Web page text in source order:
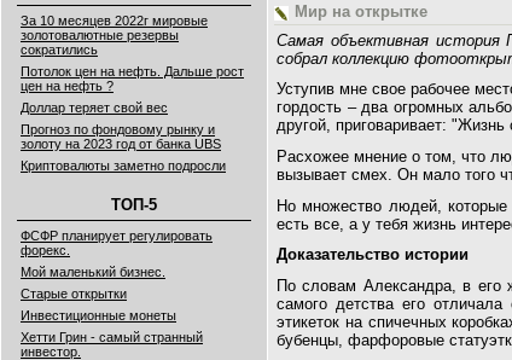
За 10 месяцев 2022г мировые
золотовалютные резервы
сократились
Потолок цен на нефть. Дальше рост
цен на нефть ?
Доллар теряет свой вес
Прогноз по фондовому рынку и
золоту на 2023 год от банка UBS
Криптовалюты заметно подросли
ТОП-5
ФСФР планирует регулировать
форекс.
Мой маленький бизнес.
Старые открытки
Инвестиционные монеты
Хетти Грин - самый странный
инвестор.
Мир на открытке
Самая объективная история
собрал коллекцию
Уступив мне свое рабочее
гордость – два огромных
другой, приговаривает: "Жизнь
Расхожее мнение о том, что
вызывает смех. Он мало того
Но множество людей, которые
есть все, а у тебя жизнь
Доказательство истории
По словам Александра, в
самого детства его
этикеток на спичечных
бубенцы, фарфоровые